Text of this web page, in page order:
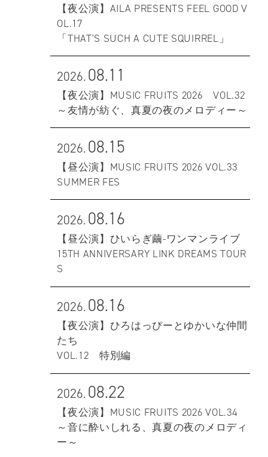
【夜公演】AILA PRESENTS FEEL GOOD V
OL.17
「THAT'S SUCH A CUTE SQUIRREL」
2026.08.11
【夜公演】MUSIC FRUITS 2026 VOL.32
～友情が紡ぐ、真夏の夜のメロディー～
2026.08.15
【昼公演】MUSIC FRUITS 2026 VOL.33
SUMMER FES
2026.08.16
【昼公演】ひいらぎ繭-ワンマンライブ
15TH ANNIVERSARY LINK DREAMS TOUR
S
2026.08.16
【夜公演】ひろはっぴーとゆかいな仲間
たち
VOL.12 特別編
2026.08.22
【夜公演】MUSIC FRUITS 2026 VOL.34
～音に酔いしれる、真夏の夜のメロディ
ー～